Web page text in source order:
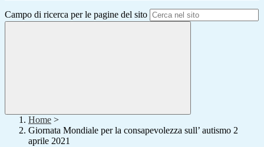
Campo di ricerca per le pagine del sito
Home >
Giornata Mondiale per la consapevolezza sull’ autismo 2
aprile 2021